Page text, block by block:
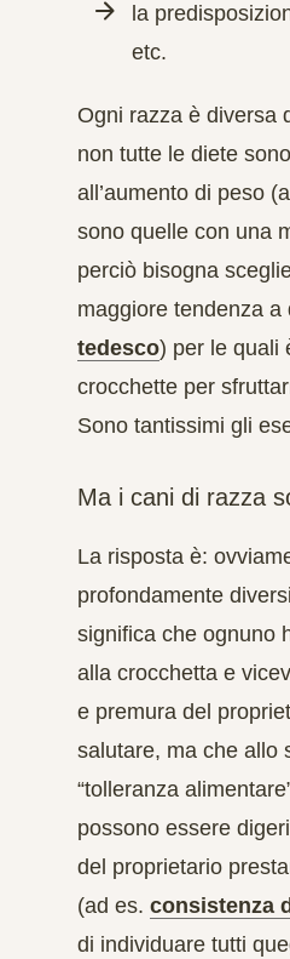
la
etc.
Ogni razza è diversa
non tutte le diete
all’aumento di peso
sono quelle con una
perciò bisogna
maggiore tendenza a
tedesco) per le quali
crocchette per
Sono tantissimi gli
Ma i cani di razza
La risposta è:
profondamente
significa che ognuno
alla crocchetta e
e premura del
salutare, ma che allo
“tolleranza
possono essere
del proprietario
(ad es. consistenza
di individuare tutti